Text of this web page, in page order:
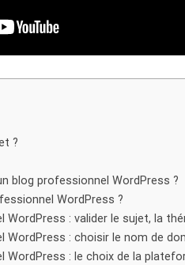
?
blog professionnel WordPress ?
WordPress ?
WordPress : valider le sujet, la
WordPress : choisir le nom de
WordPress : le choix de la